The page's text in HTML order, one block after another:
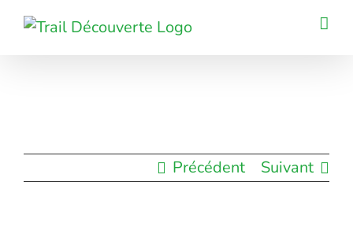
Passer
Précédent Suivant